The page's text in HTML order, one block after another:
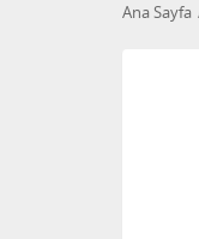
Ana Sayfa